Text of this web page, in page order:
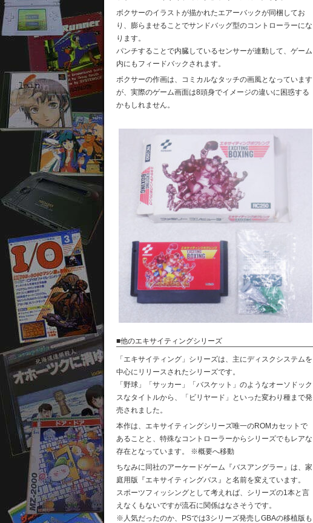
ボクサーのイラストが描かれたエアーバックが同梱してお
り、膨らませることでサンドバッグ型のコントローラーにな
ります。
パンチすることで内臓しているセンサーが連動して、ゲーム
内にもフィードバックされます。
ボクサーの作画は、コミカルなタッチの画風となっています
が、実際のゲーム画面は8頭身でイメージの違いに困惑する
かもしれません。
■他のエキサイティングシリーズ
「エキサイティング」シリーズは、主にディスクシステムを
中心にリリースされたシリーズです。
「野球」「サッカー」「バスケット」のようなオーソドック
スなタイトルから、「ビリヤード」といった変わり種まで発
売されました。
本作は、エキサイティングシリーズ唯一のROMカセットで
あることと、特殊なコントローラーからシリーズでもレアな
存在となっています。 ※概要へ移動
ちなみに同社のアーケードゲーム『バスアングラー』は、家
庭用版『エキサイティングバス』と名前を変えています。
スポーツフィッシングとして考えれば、シリーズの1本と言
えなくもないですが流石に関係はなさそうです。
※人気だったのか、PSでは3シリーズ発売しGBAの移植版も